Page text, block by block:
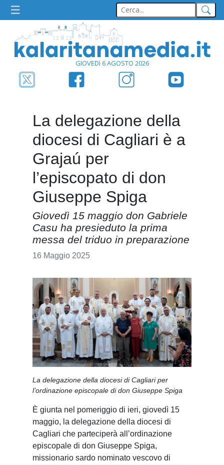
GIOVEDì 6 AGOSTO 2026
La delegazione della
diocesi di Cagliari è a
Grajaú per
l’episcopato di don
Giuseppe Spiga
Giovedì 15 maggio don Gabriele
Casu ha presieduto la prima
messa del triduo in preparazione
16 Maggio 2025
La delegazione della diocesi di Cagliari per
l’ordinazione episcopale di don Giuseppe Spiga
È giunta nel pomeriggio di ieri, giovedì 15
maggio, la delegazione della diocesi di
Cagliari che parteciperà all’ordinazione
episcopale di don Giuseppe Spiga,
missionario sardo nominato vescovo di